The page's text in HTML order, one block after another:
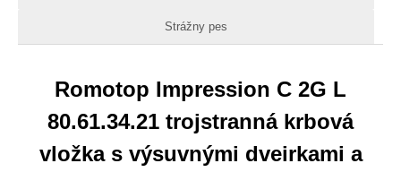
Strážny pes
Romotop Impression C 2G L
80.61.34.21 trojstranná krbová
vložka s výsuvnými dveirkami a